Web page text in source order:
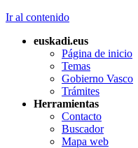
Ir al contenido
euskadi.eus
Página de inicio
Temas
Gobierno Vasco
Trámites
Herramientas
Contacto
Buscador
Mapa web